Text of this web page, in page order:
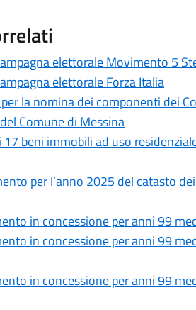
elettorale Movimento 5
elettorale Forza Italia
la nomina dei componenti dei
Comune di Messina
beni immobili ad uso
per l’anno 2025 del catasto
in concessione per anni 99
in concessione per anni 99
in concessione per anni 99